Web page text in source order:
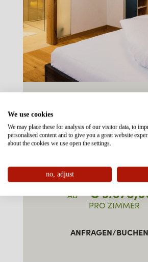
ca. 60m²
AB €
PRO ZIMMER
ANFRAGEN/BUCHEN
We use cookies
We may place these for analysis of our visitor data, to
personalised content and to give you a great website
about the cookies we use open the settings.
no, adjust